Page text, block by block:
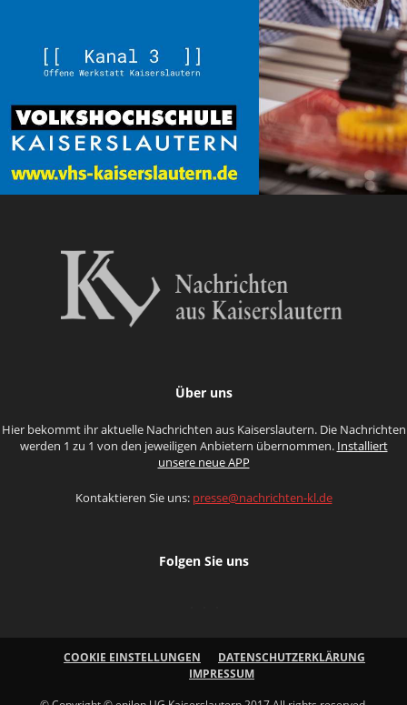
Über uns
Hier bekommt ihr aktuelle Nachrichten aus Kaiserslautern. Die Nachrichten
werden 1 zu 1 von den jeweiligen Anbietern übernommen. Installiert
unsere neue APP
Kontaktieren Sie uns: presse@nachrichten-kl.de
Folgen Sie uns
COOKIE EINSTELLUNGEN
DATENSCHUTZERKLÄRUNG
IMPRESSUM